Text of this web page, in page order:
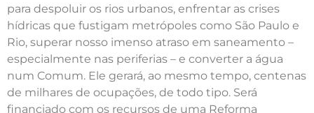
para despoluir os rios urbanos, enfrentar as crises
hídricas que fustigam metrópoles como São Paulo e
Rio, superar nosso imenso atraso em saneamento –
especialmente nas periferias – e converter a água
num Comum. Ele gerará, ao mesmo tempo, centenas
de milhares de ocupações, de todo tipo. Será
financiado com os recursos de uma Reforma